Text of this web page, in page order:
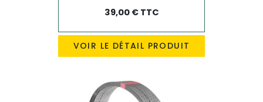
39,00 € TTC
VOIR LE DÉTAIL PRODUIT